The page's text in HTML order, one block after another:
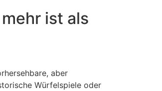
ist als
aber
Würfelspiele oder